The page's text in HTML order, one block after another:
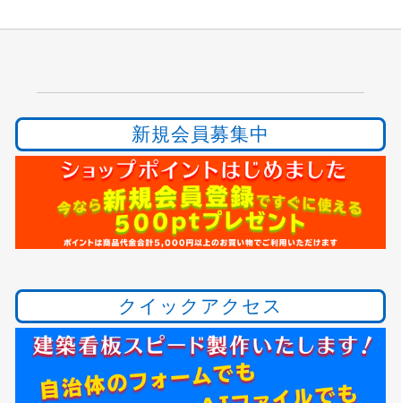
新規会員募集中
クイックアクセス